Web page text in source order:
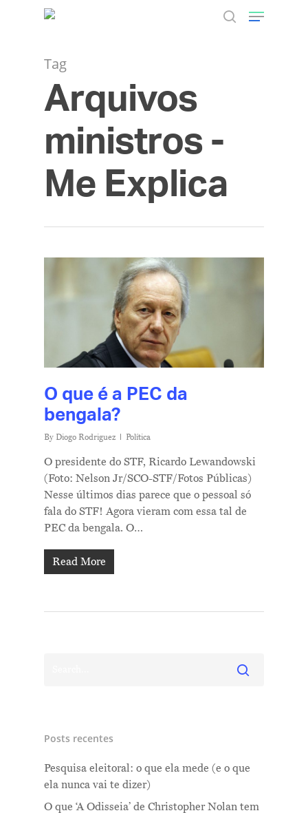
Hit enter to search or ESC to close
Tag
Arquivos
ministros -
Me Explica
O que é a PEC da
bengala?
By Diogo Rodriguez Política
O presidente do STF, Ricardo Lewandowski
(Foto: Nelson Jr/SCO-STF/Fotos Públicas)
Nesse últimos dias parece que o pessoal só
fala do STF! Agora vieram com essa tal de
PEC da bengala. O…
Read More
Posts recentes
Pesquisa eleitoral: o que ela mede (e o que
ela nunca vai te dizer)
O que ‘A Odisseia’ de Christopher Nolan tem